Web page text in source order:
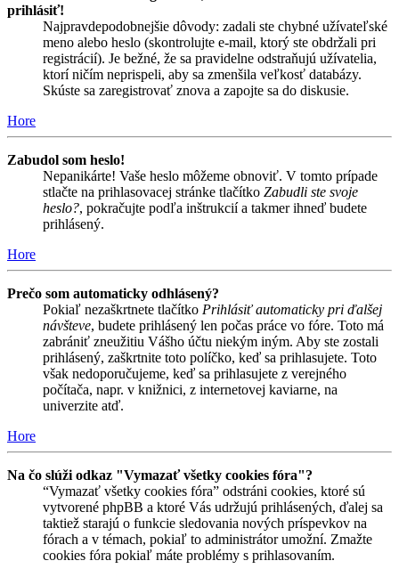
prihlásiť!
Najpravdepodobnejšie dôvody: zadali ste chybné užívateľské
meno alebo heslo (skontrolujte e-mail, ktorý ste obdržali pri
registrácií). Je bežné, že sa pravidelne odstraňujú užívatelia,
ktorí ničím neprispeli, aby sa zmenšila veľkosť databázy.
Skúste sa zaregistrovať znova a zapojte sa do diskusie.
Hore
Zabudol som heslo!
Nepanikárte! Vaše heslo môžeme obnoviť. V tomto prípade
stlačte na prihlasovacej stránke tlačítko Zabudli ste svoje
heslo?, pokračujte podľa inštrukcií a takmer ihneď budete
prihlásený.
Hore
Prečo som automaticky odhlásený?
Pokiaľ nezaškrtnete tlačítko Prihlásiť automaticky pri ďalšej
návšteve, budete prihlásený len počas práce vo fóre. Toto má
zabrániť zneužitiu Vášho účtu niekým iným. Aby ste zostali
prihlásený, zaškrtnite toto políčko, keď sa prihlasujete. Toto
však nedoporučujeme, keď sa prihlasujete z verejného
počítača, napr. v knižnici, z internetovej kaviarne, na
univerzite atď.
Hore
Na čo slúži odkaz "Vymazať všetky cookies fóra"?
“Vymazať všetky cookies fóra” odstráni cookies, ktoré sú
vytvorené phpBB a ktoré Vás udržujú prihlásených, ďalej sa
taktiež starajú o funkcie sledovania nových príspevkov na
fórach a v témach, pokiaľ to administrátor umožní. Zmažte
cookies fóra pokiaľ máte problémy s prihlasovaním.